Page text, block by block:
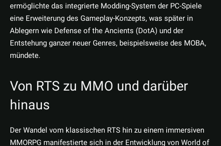
ermöglichte das integrierte Modding-System der PC-Spiele
eine Erweiterung des Gameplay-Konzepts, was später in
Ablegern wie Defense of the Ancients (DotA) und der
Entstehung ganzer neuer Genres, beispielsweise des MOBA,
mündete.
Von RTS zu MMO und darüber
hinaus
Der Wandel vom klassischen RTS hin zu einem immersiven
MMORPG manifestierte sich in der Entwicklung von World of